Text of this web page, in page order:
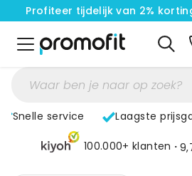
Profiteer tijdelijk van 2%
Snelle service Laagste
100.000+ klanten